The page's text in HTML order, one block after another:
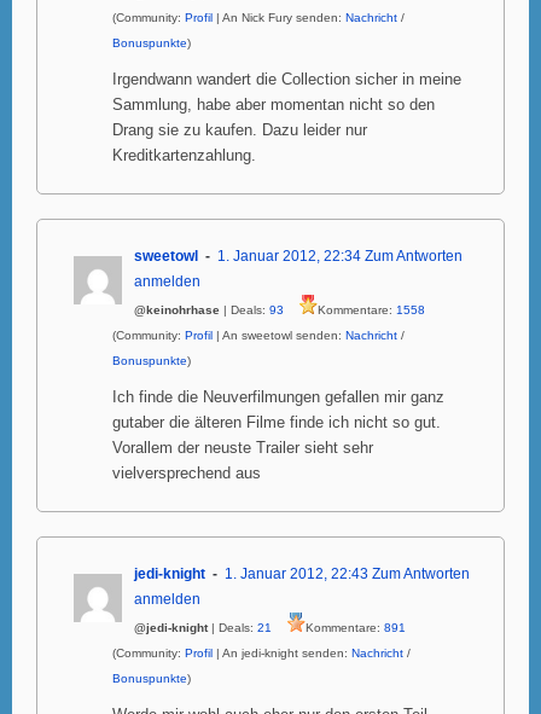
(Community: Profil | An Nick Fury senden: Nachricht /
Bonuspunkte)
Irgendwann wandert die Collection sicher in meine
Sammlung, habe aber momentan nicht so den
Drang sie zu kaufen. Dazu leider nur
Kreditkartenzahlung.
sweetowl 1. Januar 2012, 22:34 Zum Antworten
anmelden
@keinohrhase | Deals: 93 Kommentare: 1558
(Community: Profil | An sweetowl senden: Nachricht /
Bonuspunkte)
Ich finde die Neuverfilmungen gefallen mir ganz
gutaber die älteren Filme finde ich nicht so gut.
Vorallem der neuste Trailer sieht sehr
vielversprechend aus
jedi-knight 1. Januar 2012, 22:43 Zum Antworten
anmelden
@jedi-knight| Deals: 21 Kommentare: 891
(Community: Profil | An jedi-knight senden: Nachricht /
Bonuspunkte)